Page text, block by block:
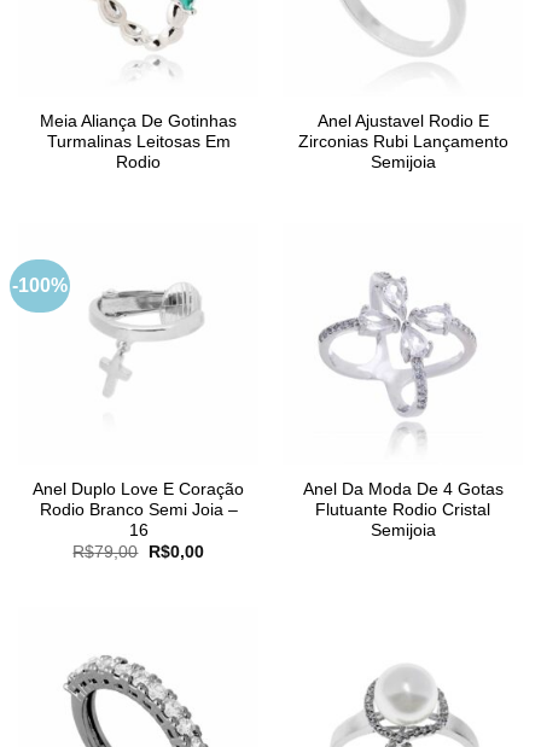
Meia Aliança De Gotinhas
Turmalinas Leitosas Em
Rodio
Anel Ajustavel Rodio E
Zirconias Rubi Lançamento
Semijoia
-100%
Anel Duplo Love E Coração
Rodio Branco Semi Joia –
16
R$79,00
O
R$0,00O
Anel Da Moda De 4 Gotas
Flutuante Rodio Cristal
Semijoia